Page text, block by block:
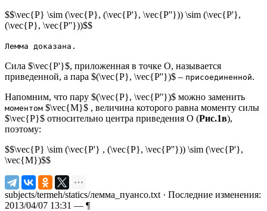
$$\vec{P} \sim (\vec{P}, (\vec{P'}, \vec{P''})) \sim (\vec{P'},
(\vec{P}, \vec{P''}))$$
Лемма доказана.
Сила $\vec{P'}$, приложенная в точке О, называется
приведенной, а пара $(\vec{P}, \vec{P''})$ – присоединенной.
Напомним, что пару $(\vec{P}, \vec{P''})$ можно заменить
моментом $\vec{M}$ , величина которого равна моменту силы
$\vec{P}$ относительно центра приведения О (Рис.1в),
поэтому:
$$\vec{P} \sim (\vec{P'} , (\vec{P}, \vec{P''})) \sim (\vec{P'},
\vec{M})$$
subjects/termeh/statics/лемма_пуансо.txt · Последние изменения:
2013/04/07 13:31 — ¶